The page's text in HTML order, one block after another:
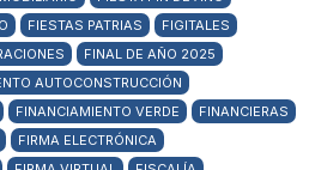
FIESTAS PATRIAS
FIGITALES
FINAL DE AÑO 2025
AUTOCONSTRUCCIÓN
FINANCIAMIENTO VERDE
FINANCIERAS
FIRMA ELECTRÓNICA